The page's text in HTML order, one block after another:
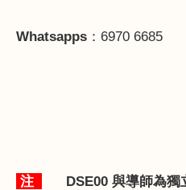
Whatsapps ： 6970 6685
注 DSE00 與導師為獨